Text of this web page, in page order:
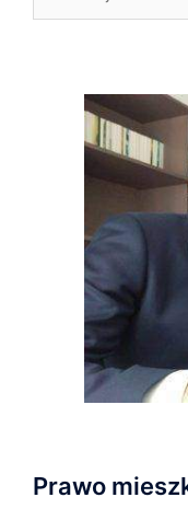
Prawo